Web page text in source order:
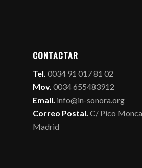
CONTACTAR
Tel. 0034 91 017 81 02
Mov. 0034 655483912
Email. info@in-sonora.org
Correo Postal. C/ Pico
Madrid